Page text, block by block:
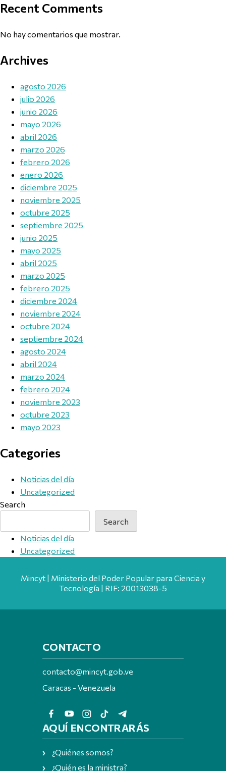
Recent Comments
No hay comentarios que mostrar.
Archives
agosto 2026
julio 2026
junio 2026
mayo 2026
abril 2026
marzo 2026
febrero 2026
enero 2026
diciembre 2025
noviembre 2025
octubre 2025
septiembre 2025
junio 2025
mayo 2025
abril 2025
marzo 2025
febrero 2025
diciembre 2024
noviembre 2024
octubre 2024
septiembre 2024
agosto 2024
abril 2024
marzo 2024
febrero 2024
noviembre 2023
octubre 2023
mayo 2023
Categories
Noticias del día
Uncategorized
Search
Search
Noticias del día
Uncategorized
Mincyt | Ministerio del Poder Popular para Ciencia y
Tecnología | RIF: 20013038-5
CONTACTO
contacto@mincyt.gob.ve
Caracas - Venezuela
AQUÍ ENCONTRARÁS
¿Quiénes somos?
¿Quién es la ministra?